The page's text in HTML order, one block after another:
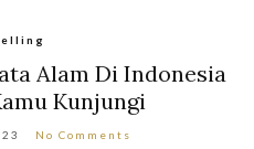
Alam Di Indonesia
Kunjungi
No Comments